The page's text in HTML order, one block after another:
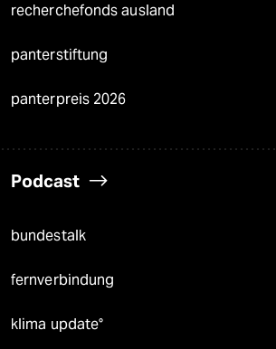
recherchefonds ausland
panterstiftung
panterpreis 2026
Podcast
bundestalk
fernverbindung
klima update°